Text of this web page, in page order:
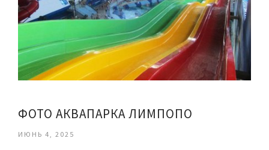
ФОТО АКВАПАРКА ЛИМПОПО
ИЮНЬ 4, 2025